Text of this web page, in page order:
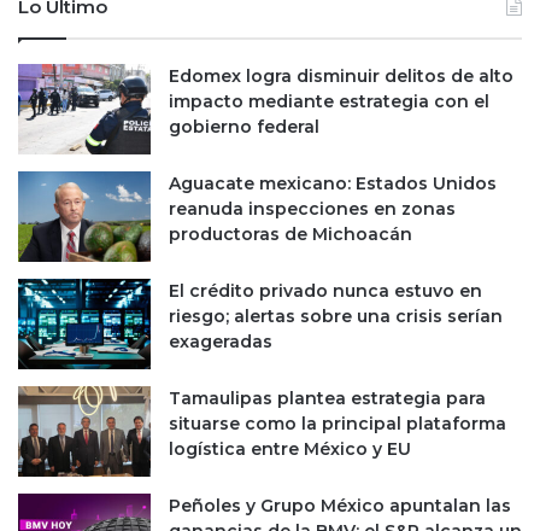
Lo Último
Edomex logra disminuir delitos de alto
impacto mediante estrategia con el
gobierno federal
Aguacate mexicano: Estados Unidos
reanuda inspecciones en zonas
productoras de Michoacán
El crédito privado nunca estuvo en
riesgo; alertas sobre una crisis serían
exageradas
Tamaulipas plantea estrategia para
situarse como la principal plataforma
logística entre México y EU
Peñoles y Grupo México apuntalan las